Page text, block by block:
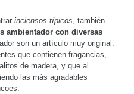
inciensos típicos, también
ambientador con diversas
son un artículo muy original.
que contienen fragancias,
de madera, y que al
las más agradables